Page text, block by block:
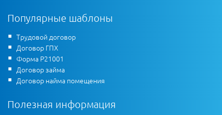
Популярные шаблоны
Трудовой договор
Договор ГПХ
Форма Р21001
Договор займа
Договор найма помещения
Полезная информация